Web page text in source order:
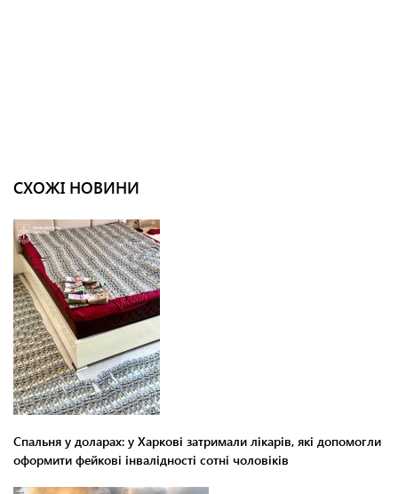
СХОЖІ НОВИНИ
Спальня у доларах: у Харкові затримали лікарів, які допомогли
оформити фейкові інвалідності сотні чоловіків